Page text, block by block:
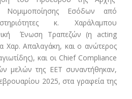
Νομιμοποίησης Εσόδων από
κ. Χαράλαμπου
Ένωση Τραπεζών (η acting
Χαρ. Απαλαγάκη, και ο ανώτερος
και οι Chief Compliance
μελών της ΕΕΤ συναντήθηκαν,
2025, στα γραφεία της